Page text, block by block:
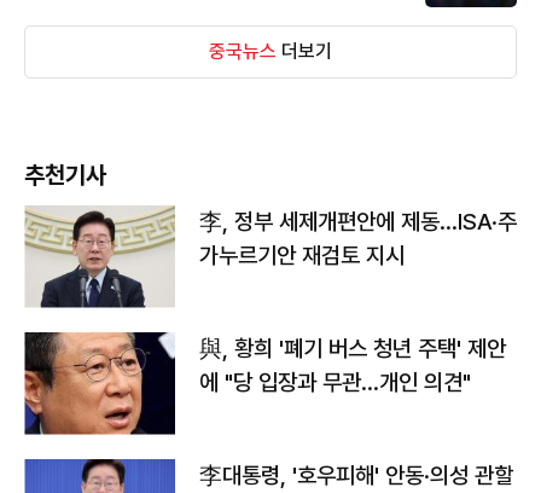
중국뉴스 더보기
추천기사
李, 정부 세제개편안에 제동…ISA·주
가누르기안 재검토 지시
與, 황희 '폐기 버스 청년 주택' 제안
에 "당 입장과 무관…개인 의견"
李대통령, '호우피해' 안동·의성 관할